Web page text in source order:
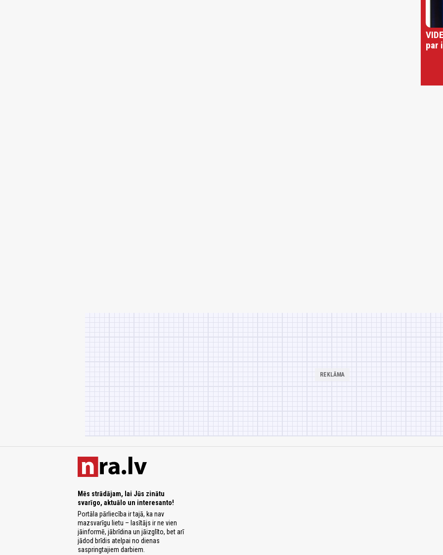
par
Mēs strādājam, lai Jūs zinātu
svarīgo, aktuālo un interesanto!
Portāla pārliecība ir tajā, ka nav
mazsvarīgu lietu – lasītājs ir ne vien
jāinformē, jābrīdina un jāizglīto, bet arī
jādod brīdis atelpai no dienas
saspringtajiem darbiem.